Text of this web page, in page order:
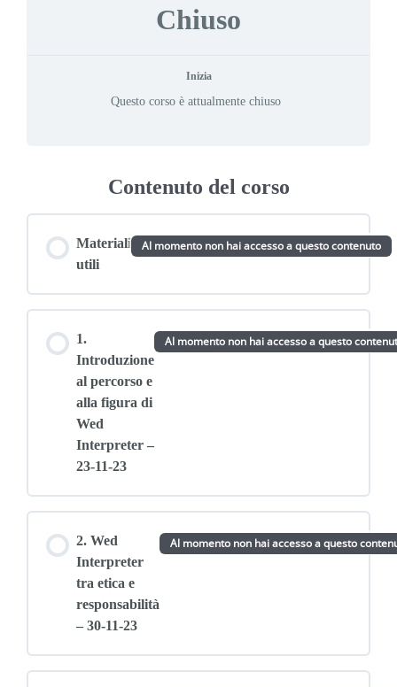
Chiuso
Inizia
Questo corso è attualmente chiuso
Contenuto del corso
Materiali
utili
Al momento non hai accesso a questo contenuto
1.
Introduzione
al percorso e
alla figura di
Wed
Interpreter –
23-11-23
Al momento non hai accesso a questo
2. Wed
Interpreter
tra etica e
responsabilità
– 30-11-23
Al momento non hai accesso a questo